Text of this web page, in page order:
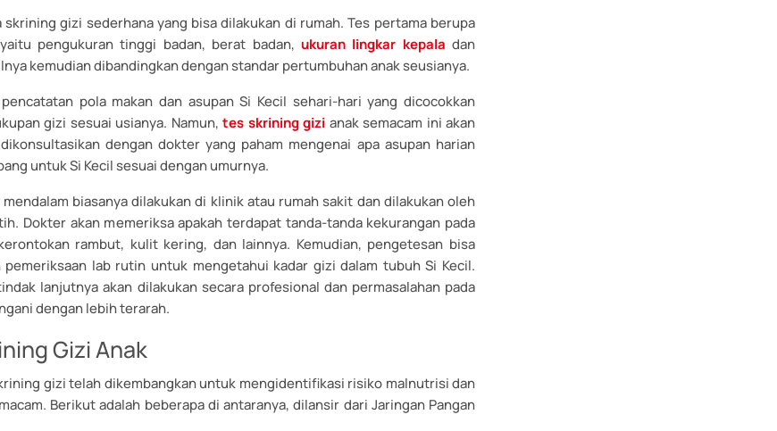
skrining gizi sederhana yang bisa dilakukan di rumah. Tes pertama berupa
pengukuran tinggi badan, berat badan, ukuran lingkar kepala dan
kemudian dibandingkan dengan standar pertumbuhan anak seusianya.
pola makan dan asupan Si Kecil sehari-hari yang dicocokkan
gizi sesuai usianya. Namun,tes skrining gizi anak semacam ini akan
dengan dokter yang paham mengenai apa asupan harian
untuk Si Kecil sesuai dengan umurnya.
biasanya dilakukan di klinik atau rumah sakit dan dilakukan oleh
Dokter akan memeriksa apakah terdapat tanda-tanda kekurangan pada
rambut, kulit kering, dan lainnya. Kemudian, pengetesan bisa
lab rutin untuk mengetahui kadar gizi dalam tubuh Si Kecil.
lanjutnya akan dilakukan secara profesional dan permasalahan pada
dengan lebih terarah.
Gizi Anak
gizi telah dikembangkan untuk mengidentifikasi risiko malnutrisi dan
Berikut adalah beberapa di antaranya, dilansir dari Jaringan Pangan